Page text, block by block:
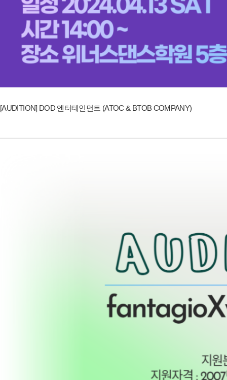
[AUDITION] DOD 엔터테인먼트 (ATOC & BTOB COMPANY)